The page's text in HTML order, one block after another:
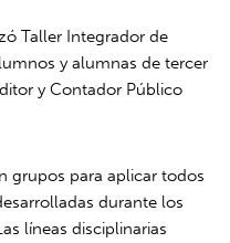
Taller Integrador de
y alumnas de tercer
y Contador Público
grupos para aplicar todos
durante los
líneas disciplinarias